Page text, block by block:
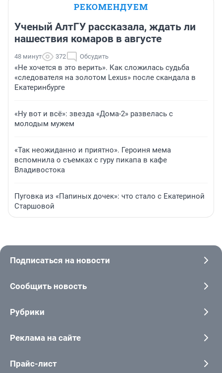
РЕКОМЕНДУЕМ
Ученый АлтГУ рассказала, ждать ли
нашествия комаров в августе
48 минут 372 Обсудить
«Не хочется в это верить». Как сложилась судьба
«следователя на золотом Lexus» после скандала в
Екатеринбурге
«Ну вот и всё»: звезда «Дома-2» развелась с
молодым мужем
«Так неожиданно и приятно». Героиня мема
вспомнила о съемках с гуру пикапа в кафе
Владивостока
Пуговка из «Папиных дочек»: что стало с Екатериной
Старшовой
Подписаться на новости
Сообщить новость
Рубрики
Реклама на сайте
Прайс-лист